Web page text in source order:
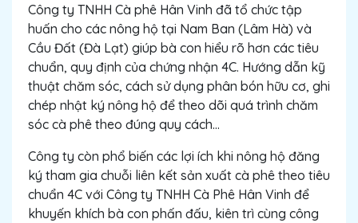
Công ty TNHH Cà phê Hân Vinh đã tổ chức tập
huấn cho các nông hộ tại Nam Ban (Lâm Hà) và
Cầu Đất (Đà Lạt) giúp bà con hiểu rõ hơn các tiêu
chuẩn, quy định của chứng nhận 4C. Hướng dẫn kỹ
thuật chăm sóc, cách sử dụng phân bón hữu cơ, ghi
chép nhật ký nông hộ để theo dõi quá trình chăm
sóc cà phê theo đúng quy cách...
Công ty còn phổ biến các lợi ích khi nông hộ đăng
ký tham gia chuỗi liên kết sản xuất cà phê theo tiêu
chuẩn 4C với Công ty TNHH Cà Phê Hân Vinh để
khuyến khích bà con phấn đấu, kiên trì cùng công